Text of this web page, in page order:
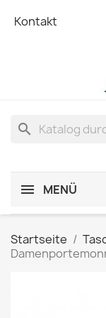
Kontakt
search
MENÜ
Startseite